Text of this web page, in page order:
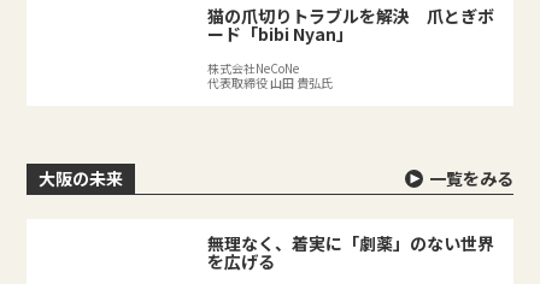
猫の爪切りトラブルを解決 爪とぎボ
ード「bibi Nyan」
株式会社NeCoNe
代表取締役 山田 貴弘氏
大阪の未来 一覧をみる
無理なく、着実に「劇薬」のない世界
を広げる